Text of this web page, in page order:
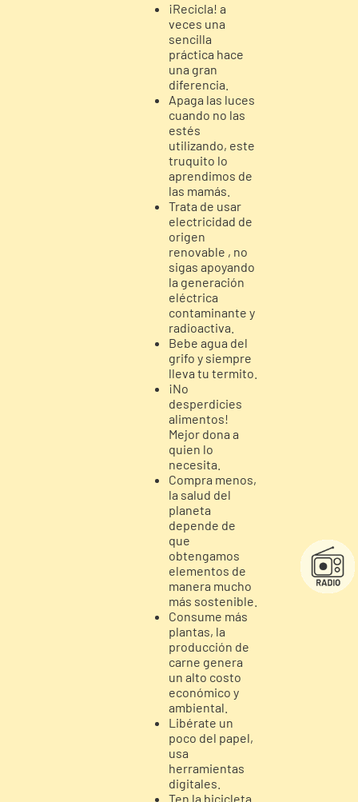
¡Recicla! a
veces una
sencilla
práctica hace
una gran
diferencia.
Apaga las luces
cuando no las
estés
utilizando, este
truquito lo
aprendimos de
las mamás.
Trata de usar
electricidad de
origen
renovable , no
sigas apoyando
la generación
eléctrica
contaminante y
radioactiva.
Bebe agua del
grifo y siempre
lleva tu termito.
¡No
desperdicies
alimentos!
Mejor dona a
quien lo
necesita.
Compra menos,
la salud del
planeta
depende de
que
obtengamos
elementos de
manera mucho
más sostenible.
Consume más
plantas, la
producción de
carne genera
un alto costo
económico y
ambiental.
Libérate un
poco del papel,
usa
herramientas
digitales.
Ten la bicicleta